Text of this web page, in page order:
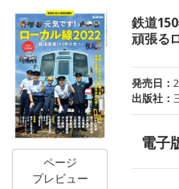
ページ
プレビュー
鉄道
頑張る
発売日：
出版社：
電子